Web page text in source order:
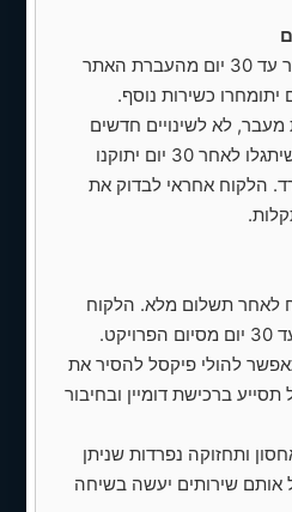
מקדמה
שאהבת
באתר (תוכן
צבעי מותג
האתר
לאחסון
ניתן לדווח על שגיאות באתר עד 30 יום מהעברת האתר
יתומחרו כשירות נוסף.
לא לשינויים חדשים
בתכולת העבודה. שגיאות שיתגלו לאחר 30 יום יתוקנו
הלקוח אחראי לבדוק את
לאחר תשלום מלא. הלקוח
ימסור פרטי אחסון ודומיין עד 30 יום מסיום הפרויקט.
להולי פיקסל להסיר את
ברכישת דומיין ובחיבור
ותחזוקה נפרדות שניתן
שירותים יעשה בשיחה